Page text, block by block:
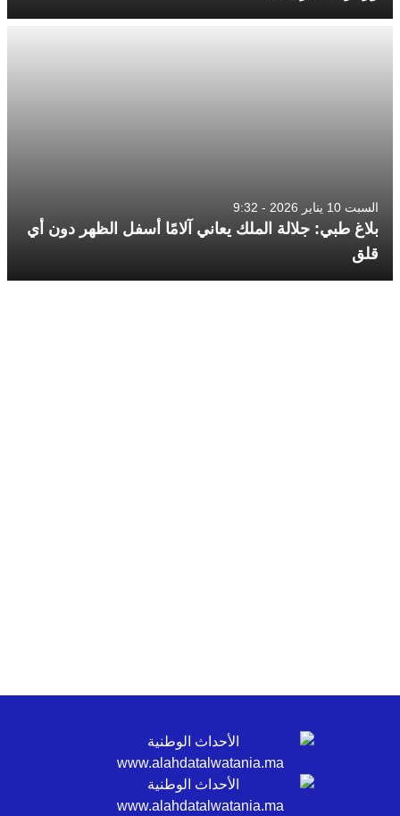
السبت 10 يناير 2026 - 9:32
بلاغ طبي: جلالة الملك يعاني آلامًا أسفل الظهر دون أي
قلق